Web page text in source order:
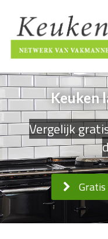
Keuken
Vergelijk